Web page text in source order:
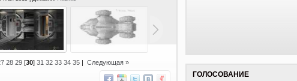
28 29 [30] 31 32 33 34 35 | Следующая »
ГОЛОСОВАНИЕ